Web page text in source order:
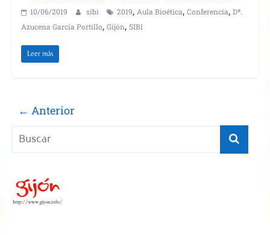
10/06/2019 sibi 2019, Aula Bioética, Conferencia, Dª.
Azucena García Portillo, Gijón, SIBI
Leer más
← Anterior